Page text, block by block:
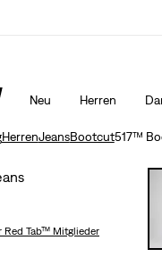
Neu Herren
HerrenJeansBootcut517™
Red Tab™ Mitglieder